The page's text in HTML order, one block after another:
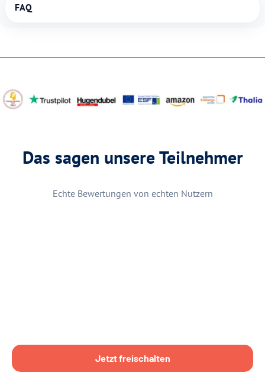
FAQ
Das sagen unsere Teilnehmer
Echte Bewertungen von echten Nutzern
Jetzt freischalten